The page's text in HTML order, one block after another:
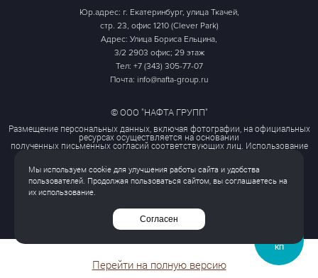
Юр.адрес: г. Екатеринбург, улица Ткачей,
стр. 23, офис 1210 (Clever Park)
Адрес: Улица Бориса Ельцина,
3/2 2903 офис; 29 этаж
Тел: +7 (343) 305-77-07
Почта: info@nafta-group.ru
© ООО "НАФТА ГРУПП"
Размещение персональных данных, включая фотографии, на официальных
ресурсах осуществляется на основании
полученных письменных согласий соответствующих лиц. Использование
Политика обработки персональных данных
Согласие на обработку персональных данных
Перейти на полную версию
КП
Мы используем cookie для улучшения работы сайта и удобства
пользователей. Продолжая пользоваться сайтом, вы соглашаетесь на
их использование.
Согласен